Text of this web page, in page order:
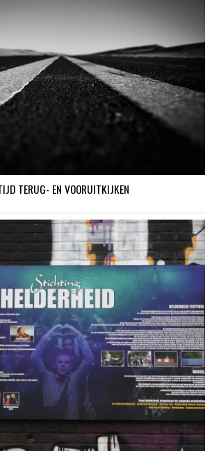
TERUG- EN VOORUITKIJKEN